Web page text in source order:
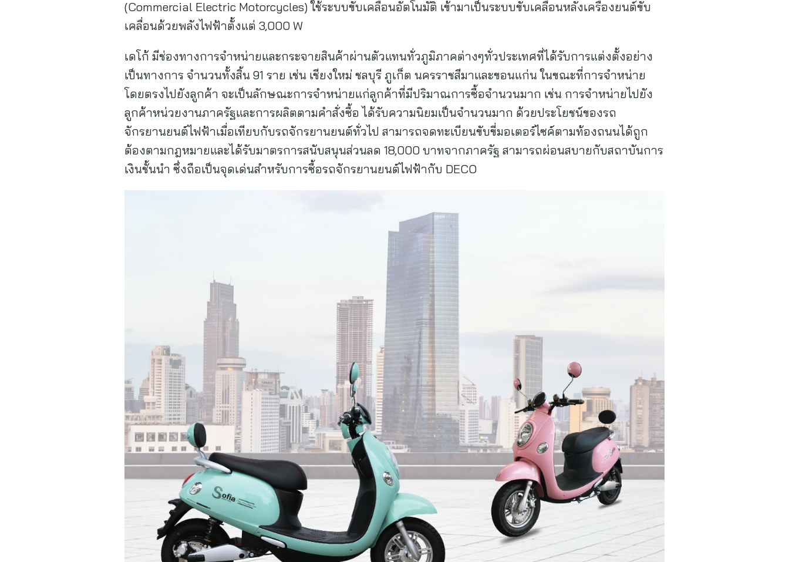
(Commercial Electric Motorcycles) ใช้ระบบขับเคลื่อนอัตโนมัติ เข้ามาเป็นระบบขับเคลื่อนหลังเครื่องยนต์ขับ
เคลื่อนด้วยพลังไฟฟ้าตั้งแต่ 3,000 W
เดโก้ มีช่องทางการจำหน่ายและกระจายสินค้าผ่านตัวแทนทั่วภูมิภาคต่างๆทั่วประเทศที่ได้รับการแต่งตั้งอย่าง
เป็นทางการ จำนวนทั้งสิ้น 91 ราย เช่น เชียงใหม่ ชลบุรี ภูเก็ต นครราชสีมาและขอนแก่น ในขณะที่การจำหน่าย
โดยตรงไปยังลูกค้า จะเป็นลักษณะการจำหน่ายแก่ลูกค้าที่มีปริมาณการซื้อจำนวนมาก เช่น การจำหน่ายไปยัง
ลูกค้าหน่วยงานภาครัฐและการผลิตตามคำสั่งซื้อ ได้รับความนิยมเป็นจำนวนมาก ด้วยประโยชน์ของรถ
จักรยานยนต์ไฟฟ้าเมื่อเทียบกับรถจักรยานยนต์ทั่วไป สามารถจดทะเบียนขับขี่มอเตอร์ไซค์ตามท้องถนนได้ถูก
ต้องตามกฎหมายและได้รับมาตรการสนับสนุนส่วนลด 18,000 บาทจากภาครัฐ สามารถผ่อนสบายกับสถาบันการ
เงินชั้นนำ ซึ่งถือเป็นจุดเด่นสำหรับการซื้อรถจักรยานยนต์ไฟฟ้ากับ DECO